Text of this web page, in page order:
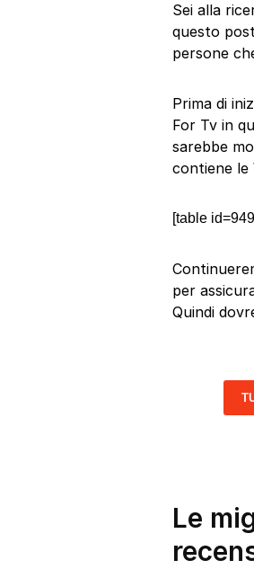
Sei alla
questo
persone
Prima di
For Tv in
sarebbe
contiene le
[table
per
Quindi
Le